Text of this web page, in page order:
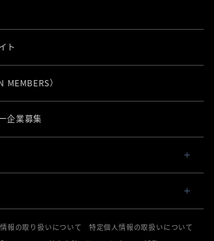
ジ
STORE
スタッフシフト」
ム
ィ
Order
Order
& Pay
決済
（配膳）
配膳）
RESERVE
Entertainment
ト
MEMBERS）
企業募集
報の取り扱いについて
特定個人情報の取扱いについて